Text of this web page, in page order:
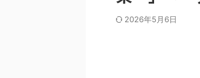
2026年5月6日